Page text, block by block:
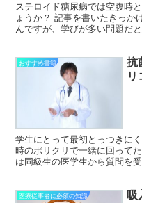
ステロイド糖尿病では空腹時
ょうか？ 記事を書いたきっか
んですが、学びが多い問題だ
おすすめ書籍
抗
学生にとって最初とっつきに
時のポリクリで一緒に回って
は同級生の医学生から質問を
医療従事者に必須の知識 吸